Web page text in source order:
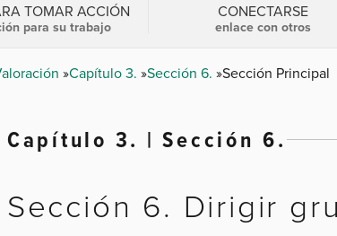
TOMAR ACCIÓN
para su trabajo
CONECTARSE
enlace con otros
Capítulo 3. Sección 6. Sección Principal
Capítulo 3. | Sección 6.
Sección 6. Dirigir